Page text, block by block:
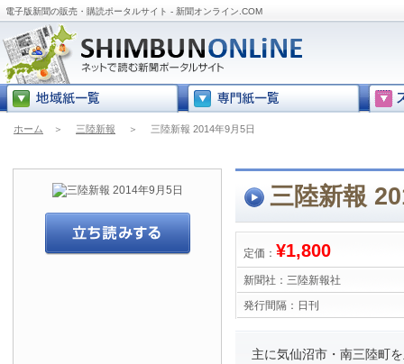
電子版新聞の販売・購読ポータルサイト - 新聞オンライン.COM
ホーム ＞ 三陸新報 ＞ 三陸新報 2014年9月5日
三陸新報
定価： ¥1,800
新聞社： 三陸新報社
発行間隔： 日刊
主に気仙沼市・南三陸町